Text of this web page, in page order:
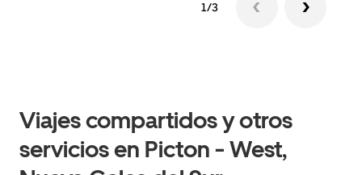
1/3
Viajes compartidos y otros
servicios en Picton - West,